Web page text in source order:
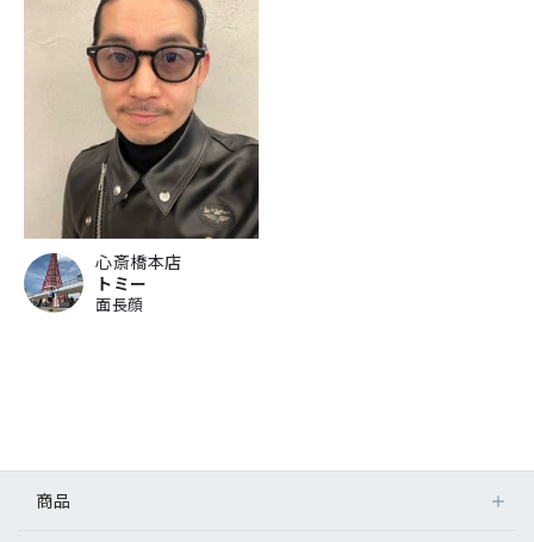
心斎橋本店
トミー
面長顔
商品